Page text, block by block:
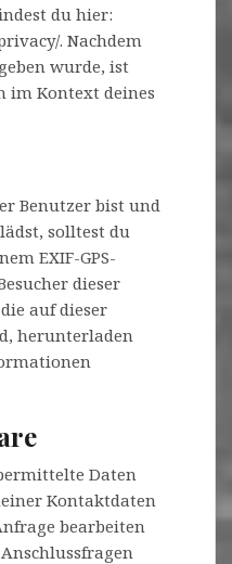
du hier:
. Nachdem
wurde, ist
im Kontext deines
Benutzer bist und
solltest du
EXIF-GPS-
dieser
auf dieser
herunterladen
Daten
Kontaktdaten
bearbeiten